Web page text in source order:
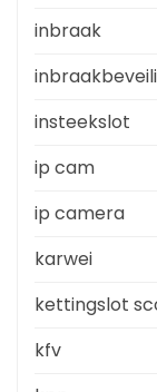
inbraak
insteekslot
ip cam
ip camera
karwei
kettingslot
kfv